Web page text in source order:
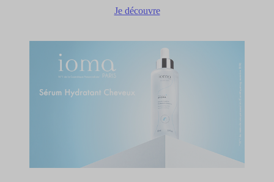
Je découvre